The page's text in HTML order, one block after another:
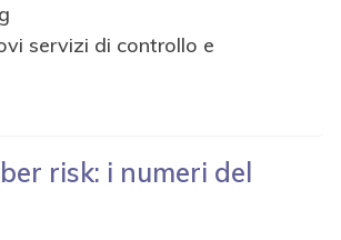
servizi di controllo e
risk: i numeri del